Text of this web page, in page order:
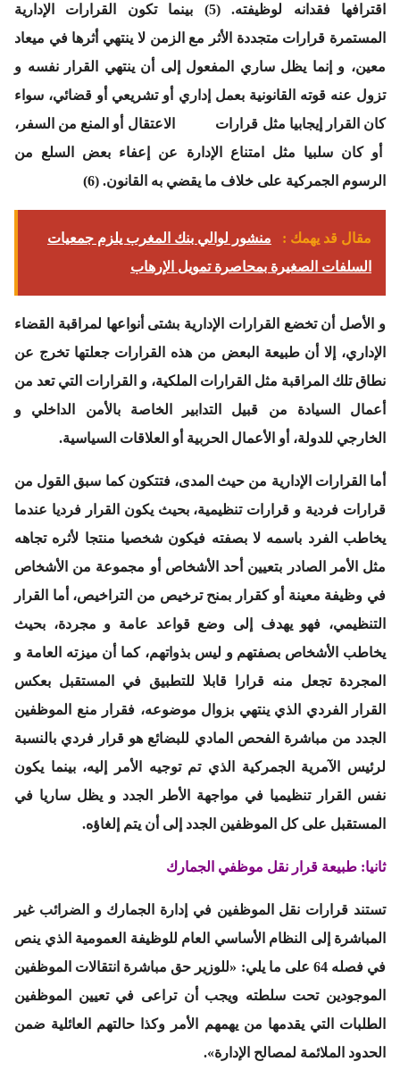
اقترافها فقدانه لوظيفته. (5) بينما تكون القرارات الإدارية
المستمرة قرارات متجددة الأثر مع الزمن لا ينتهي أثرها في ميعاد
معين، و إنما يظل ساري المفعول إلى أن ينتهي القرار نفسه و
تزول عنه قوته القانونية بعمل إداري أو تشريعي أو قضائي، سواء
كان القرار إيجابيا مثل قرارات الاعتقال أو المنع من السفر،
أو كان سلبيا مثل امتناع الإدارة عن إعفاء بعض السلع من
الرسوم الجمركية على خلاف ما يقضي به القانون. (6)
مقال قد يهمك :
منشور لوالي بنك المغرب يلزم جمعيات
السلفات الصغيرة بمحاصرة تمويل الإرهاب
و الأصل أن تخضع القرارات الإدارية بشتى أنواعها لمراقبة القضاء
الإداري، إلا أن طبيعة البعض من هذه القرارات جعلتها تخرج عن
نطاق تلك المراقبة مثل القرارات الملكية، و القرارات التي تعد من
أعمال السيادة من قبيل التدابير الخاصة بالأمن الداخلي و
الخارجي للدولة، أو الأعمال الحربية أو العلاقات السياسية.
أما القرارات الإدارية من حيث المدى، فتتكون كما سبق القول من
قرارات فردية و قرارات تنظيمية، بحيث يكون القرار فرديا عندما
يخاطب الفرد باسمه لا بصفته فيكون شخصيا منتجا لأثره تجاهه
مثل الأمر الصادر بتعيين أحد الأشخاص أو مجموعة من الأشخاص
في وظيفة معينة أو كقرار بمنح ترخيص من التراخيص، أما القرار
التنظيمي، فهو يهدف إلى وضع قواعد عامة و مجردة، بحيث
يخاطب الأشخاص بصفتهم و ليس بذواتهم، كما أن ميزته العامة و
المجردة تجعل منه قرارا قابلا للتطبيق في المستقبل بعكس
القرار الفردي الذي ينتهي بزوال موضوعه، فقرار منع الموظفين
الجدد من مباشرة الفحص المادي للبضائع هو قرار فردي بالنسبة
لرئيس الآمرية الجمركية الذي تم توجيه الأمر إليه، بينما يكون
نفس القرار تنظيميا في مواجهة الأطر الجدد و يظل ساريا في
المستقبل على كل الموظفين الجدد إلى أن يتم إلغاؤه.
ثانيا: طبيعة قرار نقل موظفي الجمارك
تستند قرارات نقل الموظفين في إدارة الجمارك و الضرائب غير
المباشرة إلى النظام الأساسي العام للوظيفة العمومية الذي ينص
في فصله 64 على ما يلي: «للوزير حق مباشرة انتقالات الموظفين
الموجودين تحت سلطته ويجب أن تراعى في تعيين الموظفين
الطلبات التي يقدمها من يهمهم الأمر وكذا حالتهم العائلية ضمن
الحدود الملائمة لمصالح الإدارة».